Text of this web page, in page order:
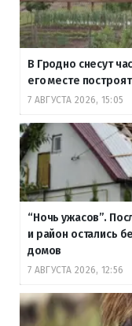
В Гродно снесут
его месте
7 АВГУСТА 2026, 15:05
“Ночь ужасов”.
и район остались
домов
7 АВГУСТА 2026, 12:56